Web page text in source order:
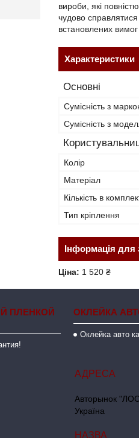
вироби, які
чудово
встановлених вимог
Характеристики
Основні
Сумісність з
Сумісність з
Колір
Матеріал
Кількість в
Тип кріплення
Інформація для
Ціна: 1 520 ₴
ПЛЕНКОЙ
ОКЛЕЙКА
Оклейка авто
Авторынок
Україна